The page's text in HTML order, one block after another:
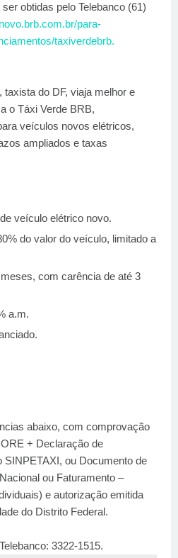
obtidas pelo Telebanco (61)
novo.brb.com.br/para-
taxiverdebrb.
do DF, viaja melhor e
o Táxi Verde BRB,
veículos novos elétricos,
ampliados e taxas
veículo elétrico novo.
do valor do veículo, limitado a
com carência de até 3
a.m.
abaixo, com comprovação
+ Declaração de
SINPETAXI, ou Documento de
ou Faturamento –
e autorização emitida
do Distrito Federal.
3322-1515.